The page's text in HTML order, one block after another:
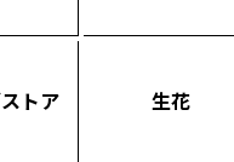
トア 生花